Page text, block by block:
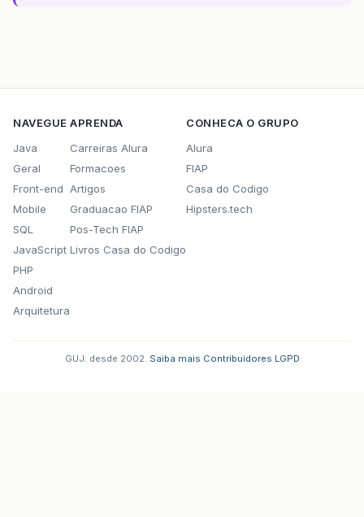
NAVEGUE
Java
Geral
Front-end
Mobile
SQL
JavaScript
PHP
Android
Arquitetura
APRENDA
Carreiras Alura
Formacoes
Artigos
Graduacao FIAP
Pos-Tech FIAP
Livros Casa do Codigo
CONHECA O GRUPO
Alura
FIAP
Casa do Codigo
Hipsters.tech
GUJ: desde 2002. Saiba mais Contribuidores LGPD